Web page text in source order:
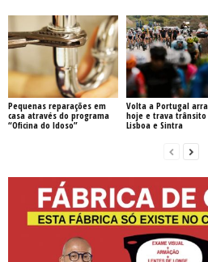
Pequenas reparações em
casa através do programa
“Oficina do Idoso”
Volta a Portugal
hoje e trava trânsito
Lisboa e Sintra